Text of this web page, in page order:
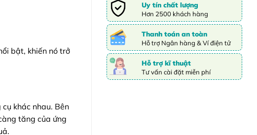
bật, khiến nó trở
khác nhau. Bên
tăng của ứng
Uy tín chất lượng
Hơn 2500 khách hàng
Thanh toán an toàn
Hỗ trợ Ngân hàng & Ví điện tử
Hỗ trợ kĩ thuật
Tư vấn cài đặt miễn phí